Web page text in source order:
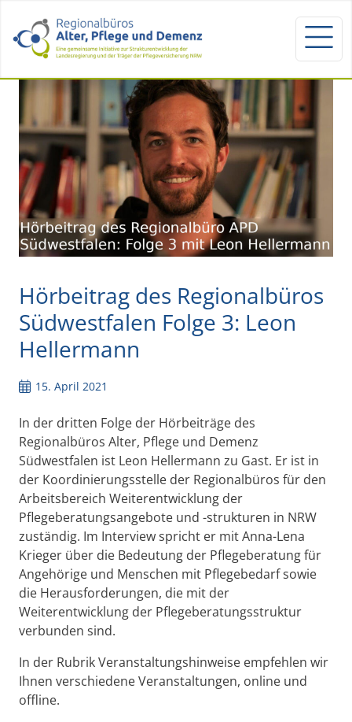
Hörbeitrag des Regionalbüros
Südwestfalen Folge 3: Leon
Hellermann
15. April 2021
In der dritten Folge der Hörbeiträge des
Regionalbüros Alter, Pflege und Demenz
Südwestfalen ist Leon Hellermann zu Gast. Er ist in
der Koordinierungsstelle der Regionalbüros für den
Arbeitsbereich Weiterentwicklung der
Pflegeberatungsangebote und -strukturen in NRW
zuständig. Im Interview spricht er mit Anna-Lena
Krieger über die Bedeutung der Pflegeberatung für
Angehörige und Menschen mit Pflegebedarf sowie
die Herausforderungen, die mit der
Weiterentwicklung der Pflegeberatungsstruktur
verbunden sind.
In der Rubrik Veranstaltungshinweise empfehlen wir
Ihnen verschiedene Veranstaltungen, online und
offline.